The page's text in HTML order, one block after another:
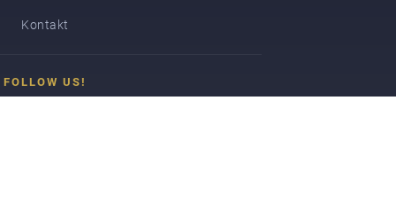
Kontakt
FOLLOW US!